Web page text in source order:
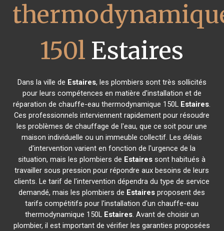
150l Estaires
Dans la ville de Estaires, les plombiers sont très sollicités
pour leurs compétences en matière d'installation et de
réparation de chauffe-eau thermodynamique 150L Estaires.
Ces professionnels interviennent rapidement pour résoudre
les problèmes de chauffage de l'eau, que ce soit pour une
maison individuelle ou un immeuble collectif. Les délais
d'intervention varient en fonction de l'urgence de la
situation, mais les plombiers de Estaires sont habitués à
travailler sous pression pour répondre aux besoins de leurs
clients. Le tarif de l'intervention dépendra du type de service
demandé, mais les plombiers de Estaires proposent des
tarifs compétitifs pour l'installation d'un chauffe-eau
thermodynamique 150L Estaires. Avant de choisir un
plombier, il est important de vérifier les garanties proposées